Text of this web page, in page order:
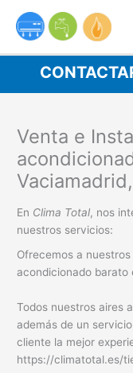
contenido
Venta e
En Clima Total, nos
nuestros servicios:
Ofrecemos a
acondicionado barato
Todos nuestros aires
además de un
cliente la mejor
https://climatotal.es/